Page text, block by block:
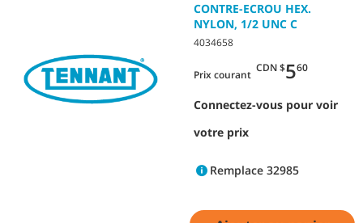
CONTRE-ECROU HEX.
NYLON, 1/2 UNC C
4034658
Prix courant
CDN $560
Connectez-vous pour voir
votre prix
Remplace 32985